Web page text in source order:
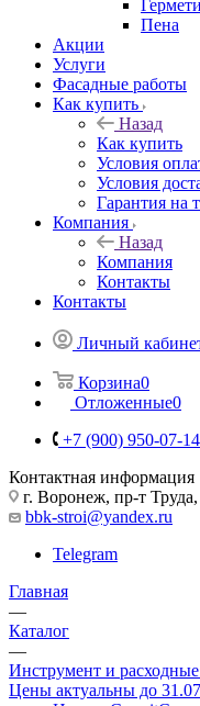
Пена
Акции
Услуги
Фасадные работы
Как купить
Назад
Как купить
Условия
Условия
Гарантия на
Компания
Назад
Компания
Контакты
Контакты
Личный
Корзина0
Отложенные0
+7 (900) 950-07-14
Контактная информация
г. Воронеж, пр-т
bbk-stroi@yandex.ru
Telegram
Главная
—
Каталог
—
Инструмент и
Цены актуальны до